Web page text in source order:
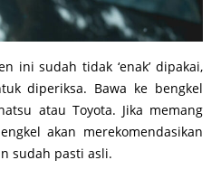
ini sudah tidak ‘enak’ dipakai,
diperiksa. Bawa ke bengkel
atau Toyota. Jika memang
akan merekomendasikan
sudah pasti asli.